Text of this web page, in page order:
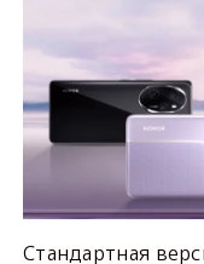
Стандартная